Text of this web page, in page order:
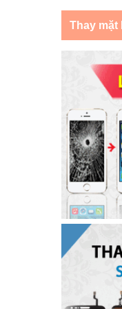
Thay mặt